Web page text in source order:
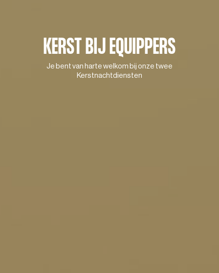
KERST BIJ EQUIPPERS
Je bent van harte welkom bij onze twee
Kerstnachtdiensten